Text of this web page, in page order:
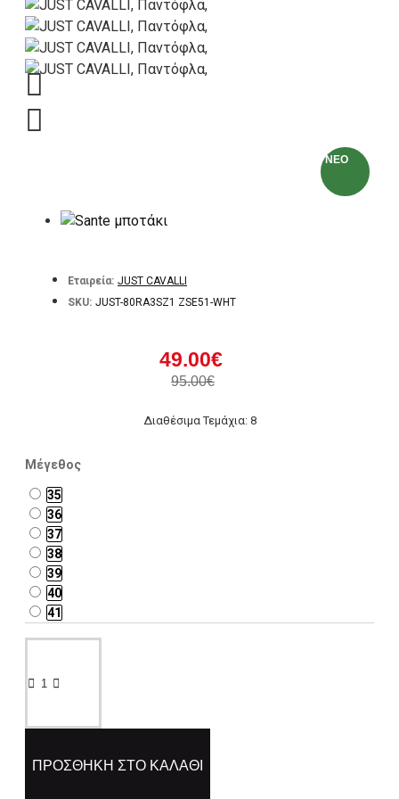
NEO
Εταιρεία: JUST CAVALLI
SKU: JUST-80RA3SZ1 ZSE51-WHT
49.00€
95.00€
Διαθέσιμα Τεμάχια: 8
Μέγεθος
35
36
37
38
39
40
41
ΠΡΟΣΘΉΚΗ ΣΤΟ ΚΑΛΆΘΙ